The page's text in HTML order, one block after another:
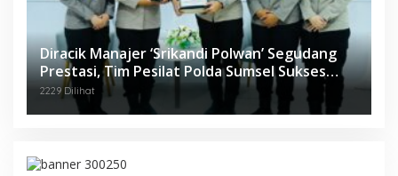
Diracik Manajer ‘Srikandi Polwan’ Segudang
Prestasi, Tim Pesilat Polda Sumsel Sukses
Diajang Kejurnas Menpora Cup II 2024
2229 Dilihat